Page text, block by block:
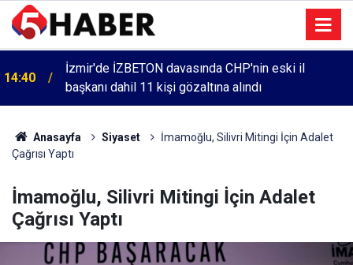
14:40
İzmir'de İZBETON davasında CHP'nin eski il
başkanı dahil 11 kişi gözaltına alındı
Anasayfa Siyaset
İmamoğlu, Silivri Mitingi İçin Adalet
Çağrısı Yaptı
İmamoğlu, Silivri Mitingi İçin Adalet
Çağrısı Yaptı